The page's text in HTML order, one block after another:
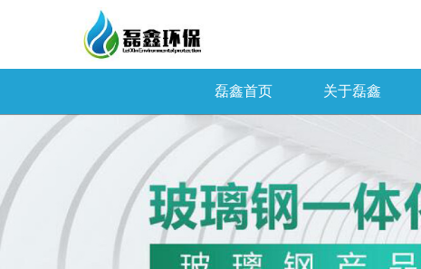
磊鑫首页 关于磊鑫